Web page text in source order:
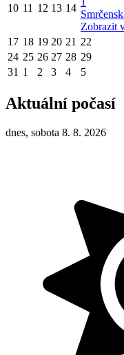
10 11 12 13 14
Zobrazit
17 18 19 20 21 22
24 25 26 27 28 29
31 1 2 3 4 5
Aktuální počasí
dnes, sobota 8. 8. 2026